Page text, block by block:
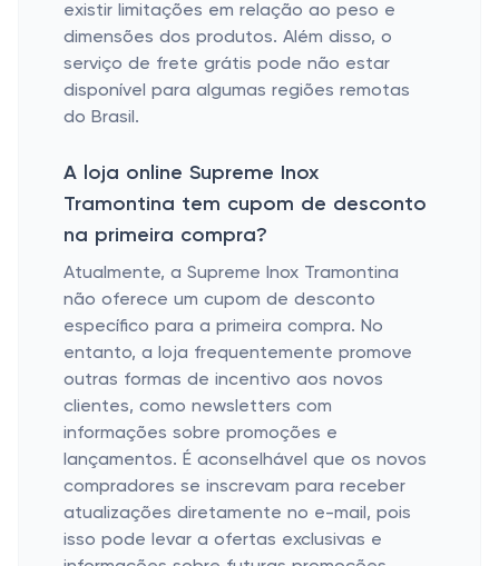
existir limitações em relação ao peso e
dimensões dos produtos. Além disso, o
serviço de frete grátis pode não estar
disponível para algumas regiões remotas
do Brasil.
A loja online Supreme Inox
Tramontina tem cupom de desconto
na primeira compra?
Atualmente, a Supreme Inox Tramontina
não oferece um cupom de desconto
específico para a primeira compra. No
entanto, a loja frequentemente promove
outras formas de incentivo aos novos
clientes, como newsletters com
informações sobre promoções e
lançamentos. É aconselhável que os novos
compradores se inscrevam para receber
atualizações diretamente no e-mail, pois
isso pode levar a ofertas exclusivas e